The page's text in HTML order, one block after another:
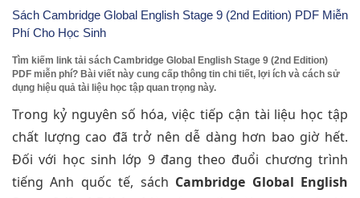
Sách Cambridge Global English Stage 9 (2nd Edition) PDF Miễn
Phí Cho Học Sinh
Tìm kiếm link tải sách Cambridge Global English Stage 9 (2nd Edition)
PDF miễn phí? Bài viết này cung cấp thông tin chi tiết, lợi ích và cách sử
dụng hiệu quả tài liệu học tập quan trọng này.
Trong kỷ nguyên số hóa, việc tiếp cận tài liệu học tập
chất lượng cao đã trở nên dễ dàng hơn bao giờ hết.
Đối với học sinh lớp 9 đang theo đuổi chương trình
tiếng Anh quốc tế, sách Cambridge Global English